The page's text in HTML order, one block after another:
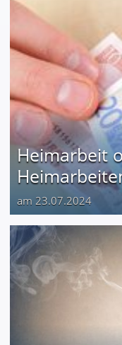
Heimarbeit
am 23.07.2024